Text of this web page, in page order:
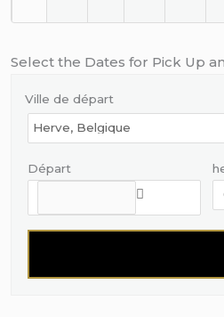
Select the Dates for Pick Up
Ville de départ
Départ